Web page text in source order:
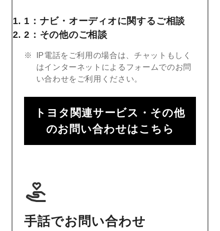
1：ナビ・オーディオに関するご相談
2：その他のご相談
IP電話をご利用の場合は、チャットもしく
はインターネットによるフォームでのお問
い合わせをご利用ください。
トヨタ関連サービス・その他
のお問い合わせはこちら
手話でお問い合わせ